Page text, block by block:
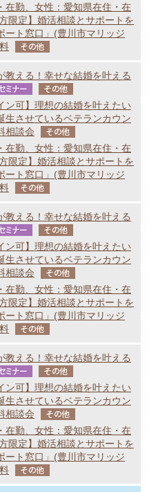
在勤、女性：愛知県在住・在
限定】婚活相談とサポートを
ト窓口」(豊川市マリッジ
その他
教える！幸せな結婚を叶える
ミナー その他
ン可】理想の結婚を叶えたい
させているベテランカウン
相談会
その他
在勤、女性：愛知県在住・在
限定】婚活相談とサポートを
ト窓口」(豊川市マリッジ
その他
教える！幸せな結婚を叶える
ミナー その他
ン可】理想の結婚を叶えたい
させているベテランカウン
相談会
その他
在勤、女性：愛知県在住・在
限定】婚活相談とサポートを
ト窓口」(豊川市マリッジ
その他
教える！幸せな結婚を叶える
ミナー その他
ン可】理想の結婚を叶えたい
させているベテランカウン
相談会
その他
在勤、女性：愛知県在住・在
限定】婚活相談とサポートを
ト窓口」(豊川市マリッジ
その他